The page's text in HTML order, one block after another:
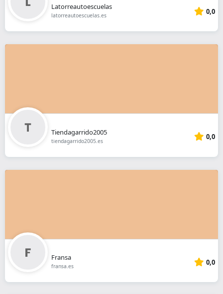
Latorreautoescuelas
latorreautoescuelas.es 0,0
Tiendagarrido2005
tiendagarrido2005.es 0,0
Fransa
fransa.es 0,0